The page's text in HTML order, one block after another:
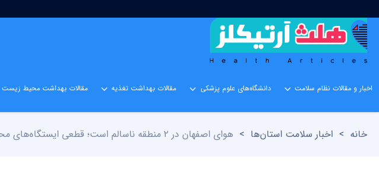
اخبار و مقالات نظام سلامت دانشگاه‌های علوم پزشکی مقالات بهداشت تغذیه مقالات بهداشت محیط زیست
خانه > اخبار سلامت استان‌ها > هوای اصفهان در ۲ منطقه ناسالم است؛ قطعی ایستگاه‌های محیط‌زیست